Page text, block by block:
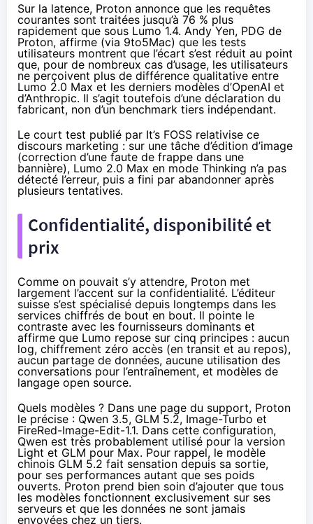
Sur la latence, Proton annonce que les requêtes
courantes sont traitées jusqu’à 76 % plus
rapidement que sous Lumo 1.4. Andy Yen, PDG de
Proton, affirme (via 9to5Mac) que les tests
utilisateurs montrent que l’écart s’est réduit au point
que, pour de nombreux cas d’usage, les utilisateurs
ne perçoivent plus de différence qualitative entre
Lumo 2.0 Max et les derniers modèles d’OpenAI et
d’Anthropic. Il s’agit toutefois d’une déclaration du
fabricant, non d’un benchmark tiers indépendant.
Le court test publié par It’s FOSS relativise ce
discours marketing : sur une tâche d’édition d’image
(correction d’une faute de frappe dans une
bannière), Lumo 2.0 Max en mode Thinking n’a pas
détecté l’erreur, puis a fini par abandonner après
plusieurs tentatives.
Confidentialité, disponibilité et
prix
Comme on pouvait s’y attendre, Proton met
largement l’accent sur la confidentialité. L’éditeur
suisse s’est spécialisé depuis longtemps dans les
services chiffrés de bout en bout. Il pointe le
contraste avec les fournisseurs dominants et
affirme que Lumo repose sur cinq principes : aucun
log, chiffrement zéro accès (en transit et au repos),
aucun partage de données, aucune utilisation des
conversations pour l’entraînement, et modèles de
langage open source.
Quels modèles ? Dans une page du support, Proton
le précise : Qwen 3.5, GLM 5.2, Image-Turbo et
FireRed-Image-Edit-1.1. Dans cette configuration,
Qwen est très probablement utilisé pour la version
Light et GLM pour Max. Pour rappel, le modèle
chinois GLM 5.2 fait sensation depuis sa sortie,
pour ses performances autant que ses poids
ouverts. Proton prend bien soin d’ajouter que tous
les modèles fonctionnent exclusivement sur ses
serveurs et que les données ne sont jamais
envoyées chez un tiers.